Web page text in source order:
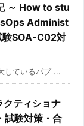
～ How to stu
Administ
SOA-C02対
しているパブ ...
クティショナ
試験対策・合